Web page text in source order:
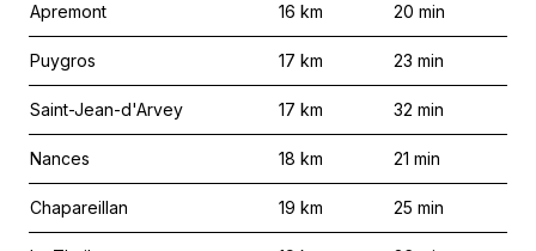
Apremont 16 km 20 min
Puygros 17 km 23 min
Saint-Jean-d'Arvey 17 km 32 min
Nances 18 km 21 min
Chapareillan 19 km 25 min